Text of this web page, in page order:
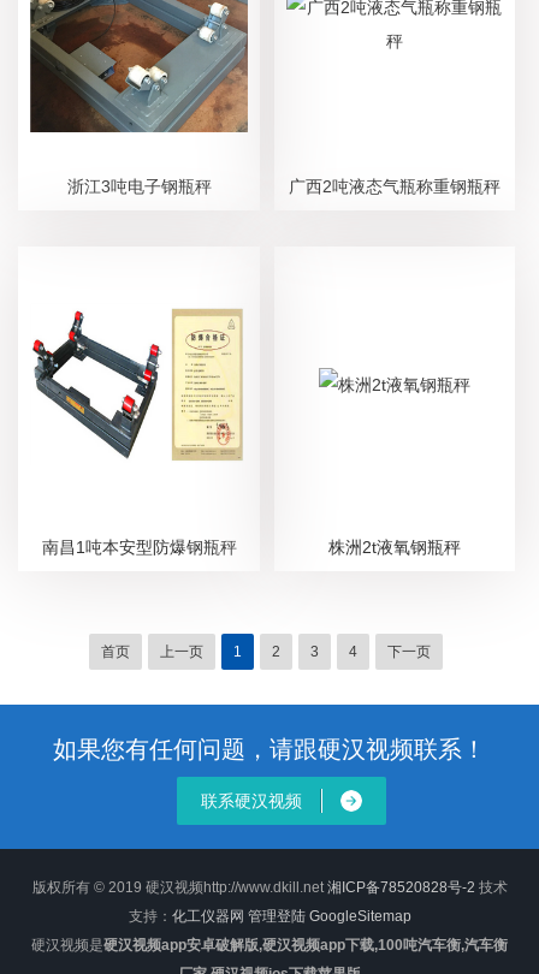
浙江3吨电子钢瓶秤 广西2吨液态气瓶称重钢瓶秤
南昌1吨本安型防爆钢瓶秤 株洲2t液氧钢瓶秤
首页 上一页 1 2 3 4 下一页
如果您有任何问题，请跟硬汉视频联系！
联系硬汉视频
版权所有 © 2019 硬汉视频http://www.dkill.net湘ICP备78520828号-2 技术
支持： 化工仪器网 管理登陆 GoogleSitemap
硬汉视频是硬汉视频app安卓破解版,硬汉视频app下载,100吨汽车衡,汽车衡